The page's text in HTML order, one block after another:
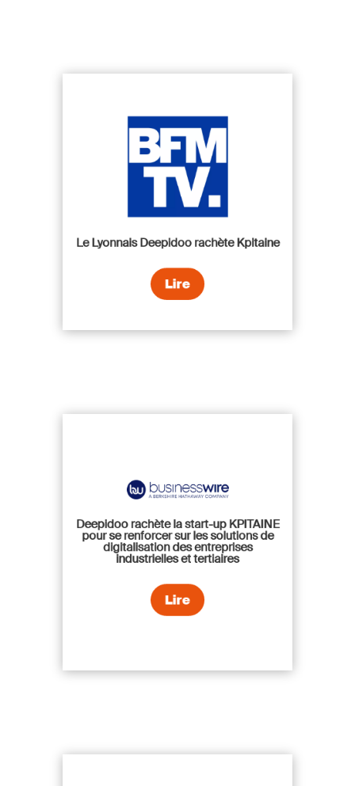
Le Lyonnais Deepidoo rachète Kpitaine
Lire
Deepidoo rachète la start-up KPITAINE
pour se renforcer sur les solutions de
digitalisation des entreprises
industrielles et tertiaires
Lire